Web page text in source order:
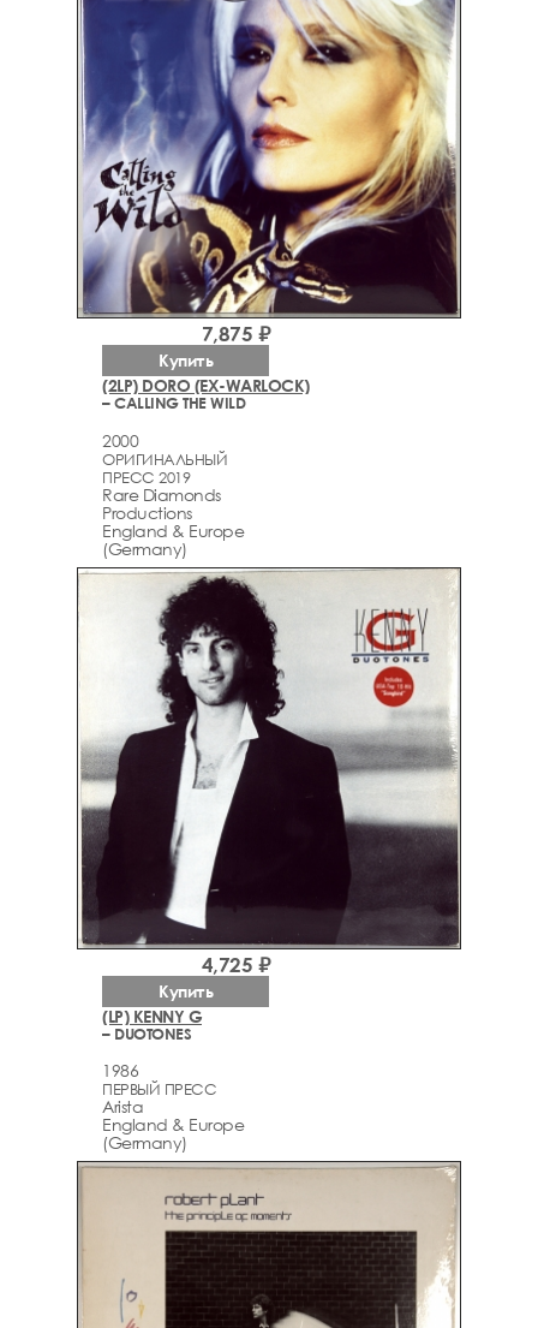
(2LP) DORO (EX-WARLOCK)
– CALLING THE WILD
2000
ОРИГИНАЛЬНЫЙ
ПРЕСС 2019
Rare Diamonds
Productions
England & Europe
(Germany)
7,875 ₽
Купить
(LP) KENNY G
– DUOTONES
1986
ПЕРВЫЙ ПРЕСС
Arista
England & Europe
(Germany)
4,725 ₽
Купить